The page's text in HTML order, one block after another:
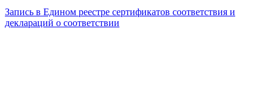
Запись в Едином реестре сертификатов соответствия и
деклараций о соответствии